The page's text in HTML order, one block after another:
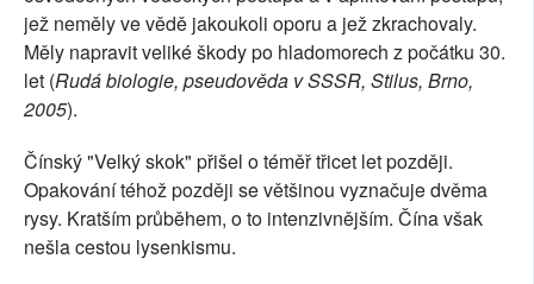
jež neměly ve vědě jakoukoli oporu a jež zkrachovaly.
Měly napravit veliké škody po hladomorech z počátku 30.
let (Rudá biologie, pseudověda v SSSR, Stilus, Brno,
2005).
Čínský "Velký skok" přišel o téměř třicet let později.
Opakování téhož později se většinou vyznačuje dvěma
rysy. Kratším průběhem, o to intenzivnějším. Čína však
nešla cestou lysenkismu.